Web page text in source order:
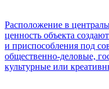
Расположение в
ценность объекта
и приспособления под
общественно-деловые,
культурные или